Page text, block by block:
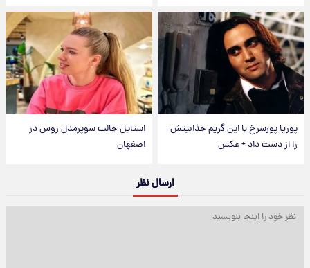
پوریا پورسرخ با این گریم جذابیتش
را از دست داد + عکس
استایل جالب سوپرمدل روس در
اصفهان
ارسال نظر